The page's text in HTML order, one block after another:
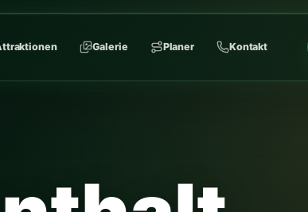
Galerie Planer Kontakt